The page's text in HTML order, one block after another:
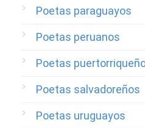
Poetas paraguayos
Poetas peruanos
Poetas
Poetas salvadoreños
Poetas uruguayos